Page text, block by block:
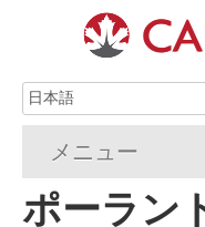
メニュー
ホーム
ポーラン